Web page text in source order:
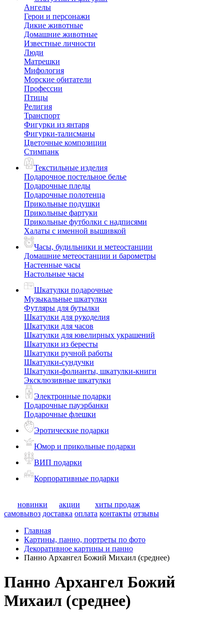
Ангелы
Герои и персонажи
Дикие животные
Домашние животные
Известные личности
Люди
Матрешки
Мифология
Морские обитатели
Профессии
Птицы
Религия
Транспорт
Фигурки из янтаря
Фигурки-талисманы
Цветочные композиции
Стимпанк
Текстильные изделия
Подарочное постельное белье
Подарочные пледы
Подарочные полотенца
Прикольные подушки
Прикольные фартуки
Прикольные футболки с надписями
Халаты с именной вышивкой
Часы, будильники и метеостанции
Домашние метеостанции и барометры
Настенные часы
Настольные часы
Шкатулки подарочные
Музыкальные шкатулки
Футляры для бутылки
Шкатулки для рукоделия
Шкатулки для часов
Шкатулки для ювелирных украшений
Шкатулки из бересты
Шкатулки ручной работы
Шкатулки-сундучки
Шкатулки-фолианты, шкатулки-книги
Эксклюзивные шкатулки
Электронные подарки
Подарочные пауэрбанки
Подарочные флешки
Эротические подарки
Юмор и прикольные подарки
ВИП подарки
Корпоративные подарки
новинки акции
хиты продаж
самовывоз доставка оплата контакты отзывы
Главная
Картины, панно, портреты по фото
Декоративное картины и панно
Панно Архангел Божий Михаил (среднее)
Панно Архангел Божий
Михаил (среднее)